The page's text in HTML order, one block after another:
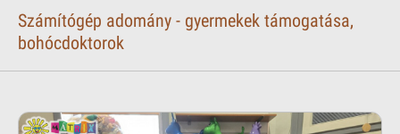
Számítógép adomány - gyermekek támogatása,
bohócdoktorok